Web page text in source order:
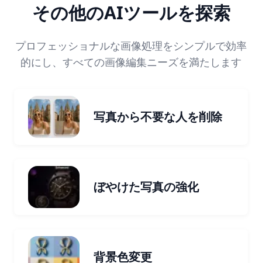
その他のAIツールを探索
プロフェッショナルな画像処理をシンプルで効率
的にし、すべての画像編集ニーズを満たします
写真から不要な人を削除
ぼやけた写真の強化
背景色変更